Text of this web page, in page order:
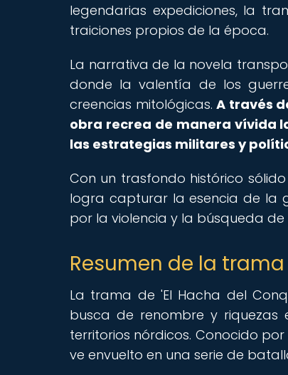
legendarias expediciones, la
traiciones propios de la época.
La narrativa de la novela
donde la valentía de los
creencias mitológicas.A través
obra recrea de manera vívida
las estrategias militares y
Con un trasfondo histórico
logra capturar la esencia de la
por la violencia y la búsqueda de
Resumen de la
La trama de 'El Hacha del
busca de renombre y riquezas
territorios nórdicos. Conocido
ve envuelto en una serie de